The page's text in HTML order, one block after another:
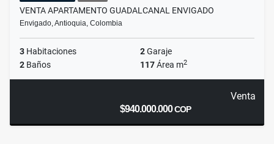
VENTA APARTAMENTO GUADALCANAL ENVIGADO
Envigado, Antioquia, Colombia
3 Habitaciones 2Garaje
2 Baños 117Área m2
Venta
$940.000.000COP